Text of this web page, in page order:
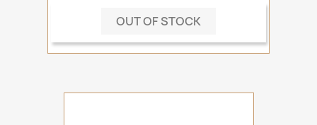
OUT OF STOCK